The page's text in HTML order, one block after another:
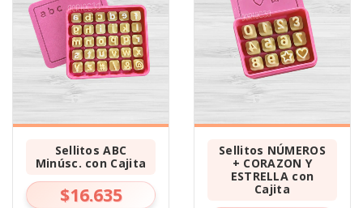
Sellitos ABC
Minúsc. con Cajita
$16.635
Sellitos NÚMEROS
+ CORAZON Y
ESTRELLA con
Cajita